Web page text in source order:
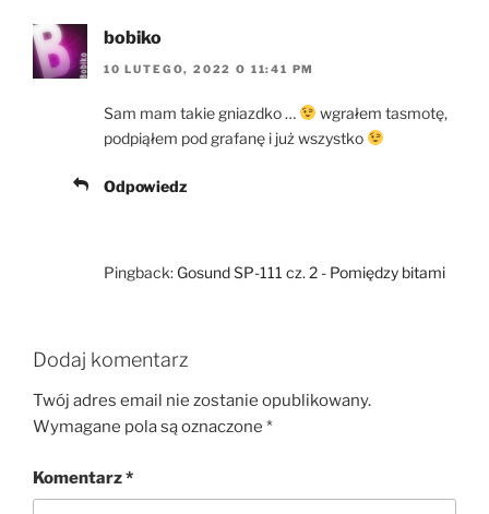
bobiko
10 LUTEGO, 2022 O 11:41 PM
Sam mam takie gniazdko …
wgrałem tasmotę,
podpiąłem pod grafanę i już wszystko
Odpowiedz
Pingback: Gosund SP-111 cz. 2 - Pomiędzy bitami
Dodaj komentarz
Twój adres email nie zostanie opublikowany.
Wymagane pola są oznaczone *
Komentarz*